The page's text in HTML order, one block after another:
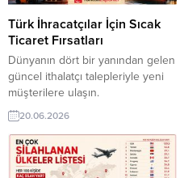
importers and distributors,
making it easier to expand into
European markets. Reach
qualified business contacts,
discover...
Türk İhracatçılar İçin Sıcak
Ticaret Fırsatları
Dünyanın dört bir yanından gelen
güncel ithalatçı talepleriyle yeni
müşterilere ulaşın.
TurkishExporter, Türk
ihracatçılarını doğrulanmış
alıcılarla buluşturarak ihracat
süreçlerini hızlandırır. Sıcak ticaret
fırsatlarını kaçırmayın, yeni
20.06.2026